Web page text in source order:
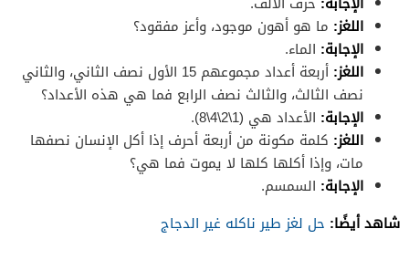
اللغز: ما هو أهون موجود، وأعز مفقود؟
الإجابة: الماء.
اللغز:
أربعة أعداد مجموعهم 15 الأول نصف الثاني، والثاني
نصف الثالث، والثالث نصف الرابع فما هي هذه الأعداد؟
الإجابة: الأعداد هي (1\2\4\8).
اللغز: كلمة مكونة من أربعة أحرف إذا أكل الإنسان نصفها
مات، وإذا أكلها كلها لا يموت فما هي؟
الإجابة: السمسم.
شاهد أيضًا: حل لغز طير ناكله غير الدجاج